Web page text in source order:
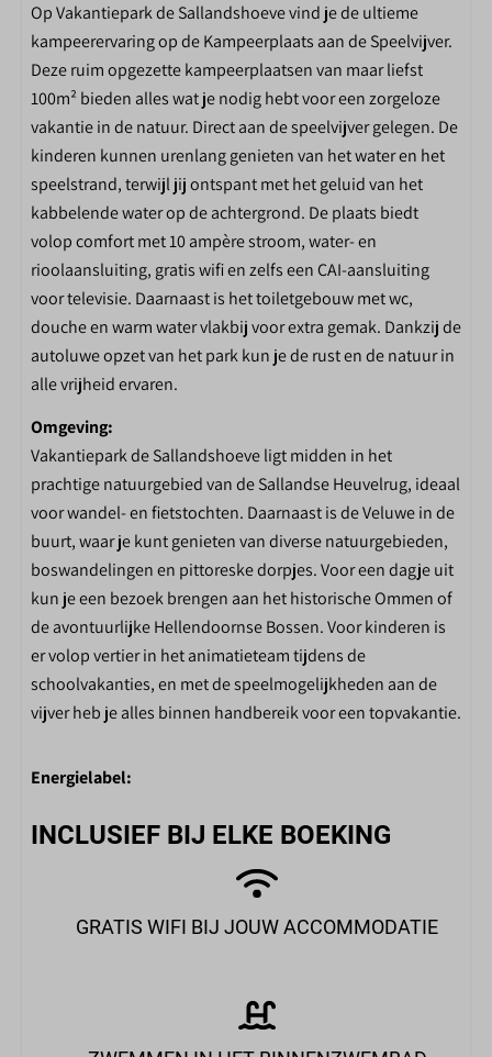
Skelterverhuur
Receptie
Restaurant
Toiletgebouw
Fietsverhuur
Binnenzwembad
Midgetgolf
Tafeltennistafel
Buitenspeeltuin
Binnenspeeltuin
Interactieve voetbalmuur
Spellenplein
Speelvijver
Op Vakantiepark de Sallandshoeve vind je de ultieme
kampeerervaring op de Kampeerplaats aan de Speelvijver.
Deze ruim opgezette kampeerplaatsen van maar liefst
100m² bieden alles wat je nodig hebt voor een zorgeloze
vakantie in de natuur. Direct aan de speelvijver gelegen. De
kinderen kunnen urenlang genieten van het water en het
speelstrand, terwijl jij ontspant met het geluid van het
kabbelende water op de achtergrond. De plaats biedt
volop comfort met 10 ampère stroom, water- en
rioolaansluiting, gratis wifi en zelfs een CAI-aansluiting
voor televisie. Daarnaast is het toiletgebouw met wc,
douche en warm water vlakbij voor extra gemak. Dankzij de
autoluwe opzet van het park kun je de rust en de natuur in
alle vrijheid ervaren.
Omgeving:
Vakantiepark de Sallandshoeve ligt midden in het
prachtige natuurgebied van de Sallandse Heuvelrug, ideaal
voor wandel- en fietstochten. Daarnaast is de Veluwe in de
buurt, waar je kunt genieten van diverse natuurgebieden,
boswandelingen en pittoreske dorpjes. Voor een dagje uit
kun je een bezoek brengen aan het historische Ommen of
de avontuurlijke Hellendoornse Bossen. Voor kinderen is
er volop vertier in het animatieteam tijdens de
schoolvakanties, en met de speelmogelijkheden aan de
vijver heb je alles binnen handbereik voor een topvakantie.
Energielabel:
INCLUSIEF BIJ ELKE BOEKING
GRATIS WIFI BIJ JOUW ACCOMMODATIE